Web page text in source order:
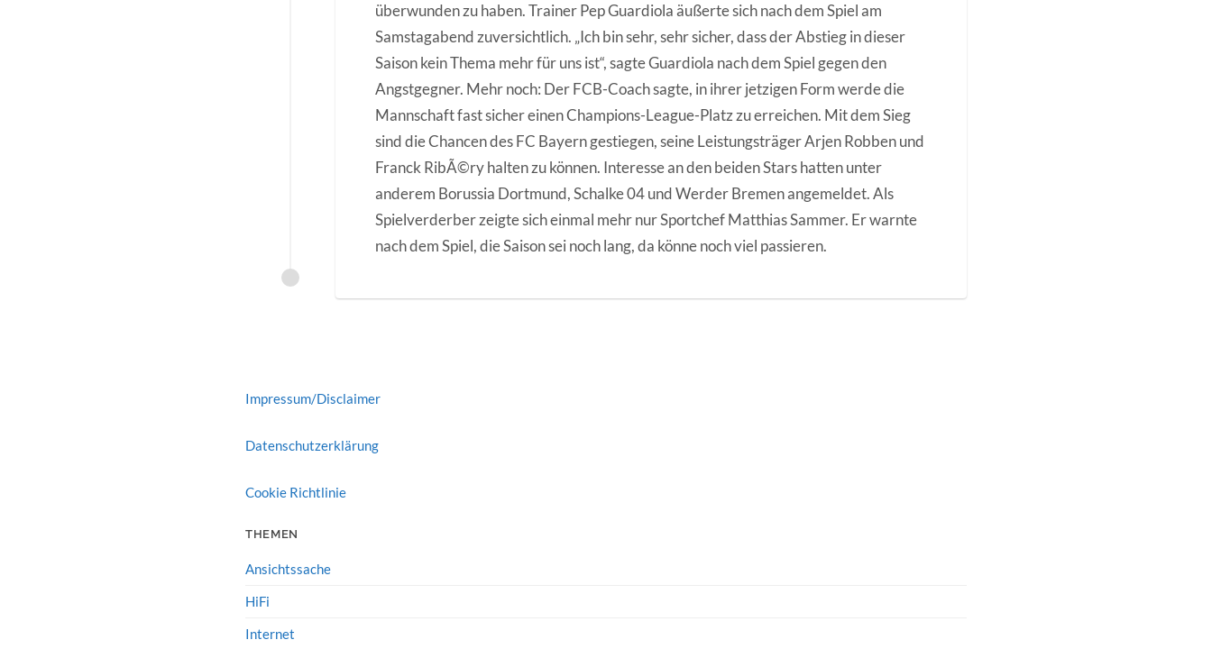
überwunden zu haben. Trainer Pep Guardiola äußerte sich nach dem Spiel am
Samstagabend zuversichtlich. „Ich bin sehr, sehr sicher, dass der Abstieg in dieser
Saison kein Thema mehr für uns ist“, sagte Guardiola nach dem Spiel gegen den
Angstgegner. Mehr noch: Der FCB-Coach sagte, in ihrer jetzigen Form werde die
Mannschaft fast sicher einen Champions-League-Platz zu erreichen. Mit dem Sieg
sind die Chancen des FC Bayern gestiegen, seine Leistungsträger Arjen Robben und
Franck RibÃ©ry halten zu können. Interesse an den beiden Stars hatten unter
anderem Borussia Dortmund, Schalke 04 und Werder Bremen angemeldet. Als
Spielverderber zeigte sich einmal mehr nur Sportchef Matthias Sammer. Er warnte
nach dem Spiel, die Saison sei noch lang, da könne noch viel passieren.
Impressum/Disclaimer
Datenschutzerklärung
Cookie Richtlinie
THEMEN
Ansichtssache
HiFi
Internet